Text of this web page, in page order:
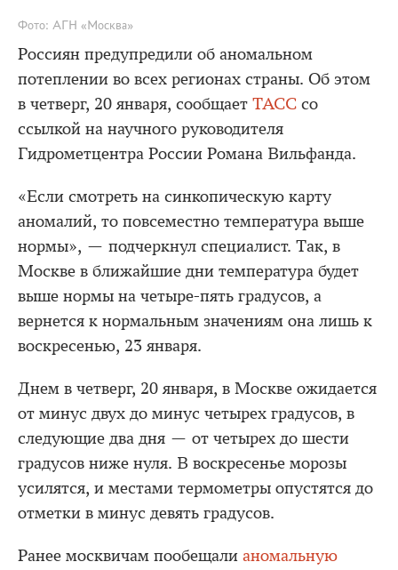
Фото: АГН «Москва»
Россиян предупредили об аномальном
потеплении во всех регионах страны. Об этом
в четверг, 20 января, сообщает ТАСС со
ссылкой на научного руководителя
Гидрометцентра России Романа Вильфанда.
«Если смотреть на синкопическую карту
аномалий, то повсеместно температура выше
нормы», — подчеркнул специалист. Так, в
Москве в ближайшие дни температура будет
выше нормы на четыре-пять градусов, а
вернется к нормальным значениям она лишь к
воскресенью, 23 января.
Днем в четверг, 20 января, в Москве ожидается
от минус двух до минус четырех градусов, в
следующие два дня — от четырех до шести
градусов ниже нуля. В воскресенье морозы
усилятся, и местами термометры опустятся до
отметки в минус девять градусов.
Ранее москвичам пообещали аномальную